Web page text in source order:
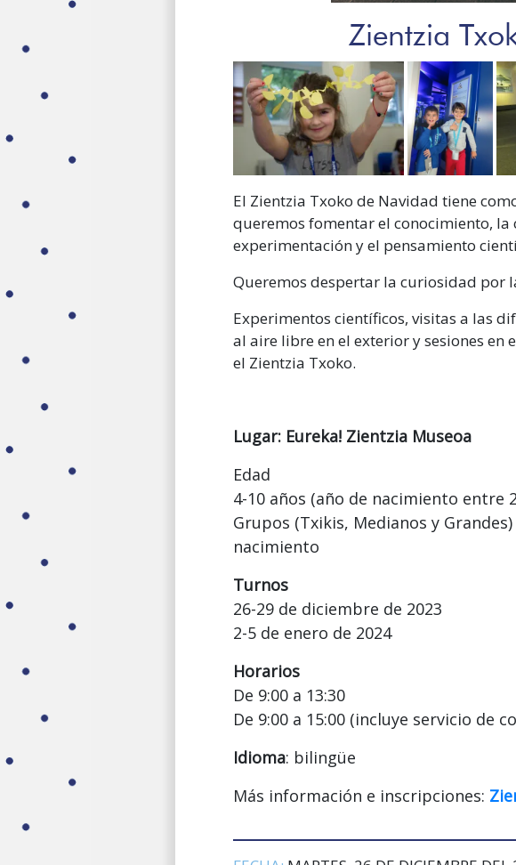
Zientzia
El Zientzia Txoko de Navidad tiene
queremos fomentar el conocimiento,
experimentación y el pensamiento
Queremos despertar la curiosidad por
Experimentos científicos, visitas a las
al aire libre en el exterior y sesiones
el Zientzia Txoko.
Lugar: Eureka! Zientzia Museoa
Edad
4-10 años (año de nacimiento entre
Grupos (Txikis, Medianos y
nacimiento
Turnos
26-29 de diciembre de 2023
2-5 de enero de 2024
Horarios
De 9:00 a 13:30
De 9:00 a 15:00 (incluye servicio de
Idioma: bilingüe
Más información e inscripciones: